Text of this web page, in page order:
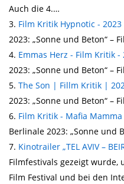
Auch die 4.…
Film Kritik Hypnotic -
2023: „Sonne und Beton“ –
Emmas Herz - Film Kritik
2023: „Sonne und Beton“ –
The Son | Fillm Kritik |
2023: „Sonne und Beton“ –
Film Kritik - Mafia
Berlinale 2023: „Sonne und
Kinotrailer „TEL AVIV –
Filmfestivals gezeigt wurde,
Film Festival und bei den